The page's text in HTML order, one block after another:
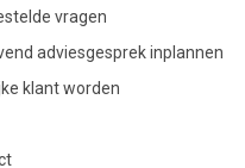
vragen
adviesgesprek inplannen
klant worden